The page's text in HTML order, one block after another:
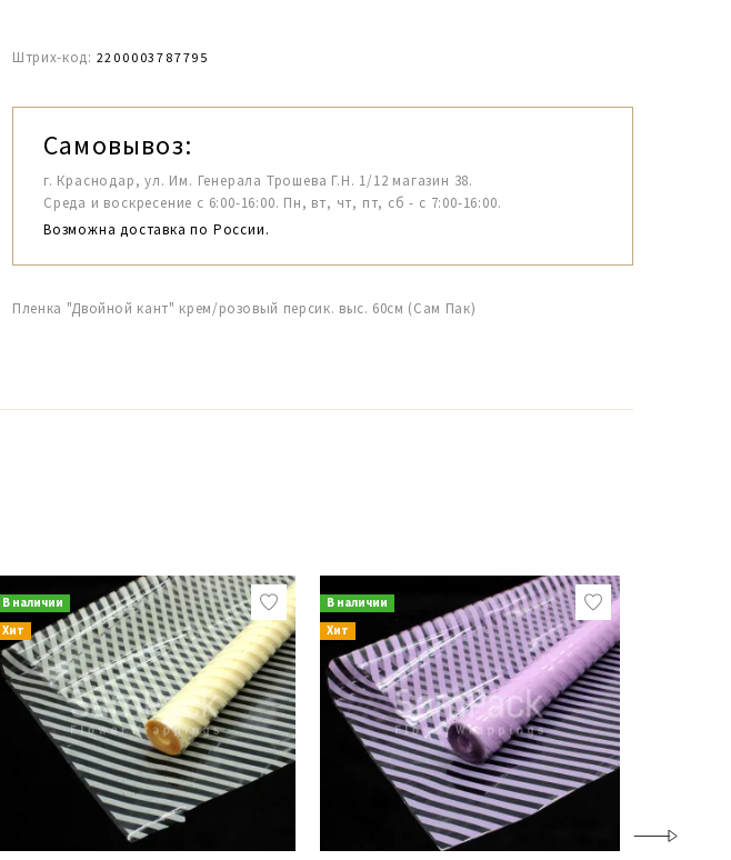
Штрих-код: 2200003787795
Самовывоз:
г. Краснодар, ул. Им. Генерала Трошева Г.Н. 1/12 магазин 38.
Среда и воскресение с 6:00-16:00. Пн, вт, чт, пт, сб - с 7:00-16:00.
Возможна доставка по России.
Пленка "Двойной кант" крем/розовый персик. выс. 60см (Сам Пак)
В наличии
Хит
В наличии
Хит